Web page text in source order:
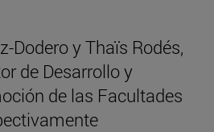
Dodero y Thaïs Rodés,
de Desarrollo y
de las Facultades